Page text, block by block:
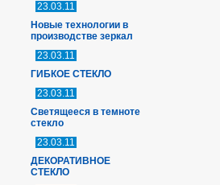
23.03.11
Новые технологии в
производстве зеркал
23.03.11
ГИБКОЕ СТЕКЛО
23.03.11
Светящееся в темноте
стекло
23.03.11
ДЕКОРАТИВНОЕ
СТЕКЛО